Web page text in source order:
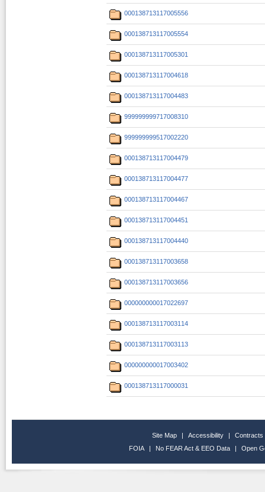
000138713117005556
000138713117005554
000138713117005301
000138713117004618
000138713117004483
999999999717008310
999999999517002220
000138713117004479
000138713117004477
000138713117004467
000138713117004451
000138713117004440
000138713117003658
000138713117003656
000000000017022697
000138713117003114
000138713117003113
000000000017003402
000138713117000031
Site Map | Accessibility |
Contracts
FOIA
| No FEAR Act & EEO Data | Open